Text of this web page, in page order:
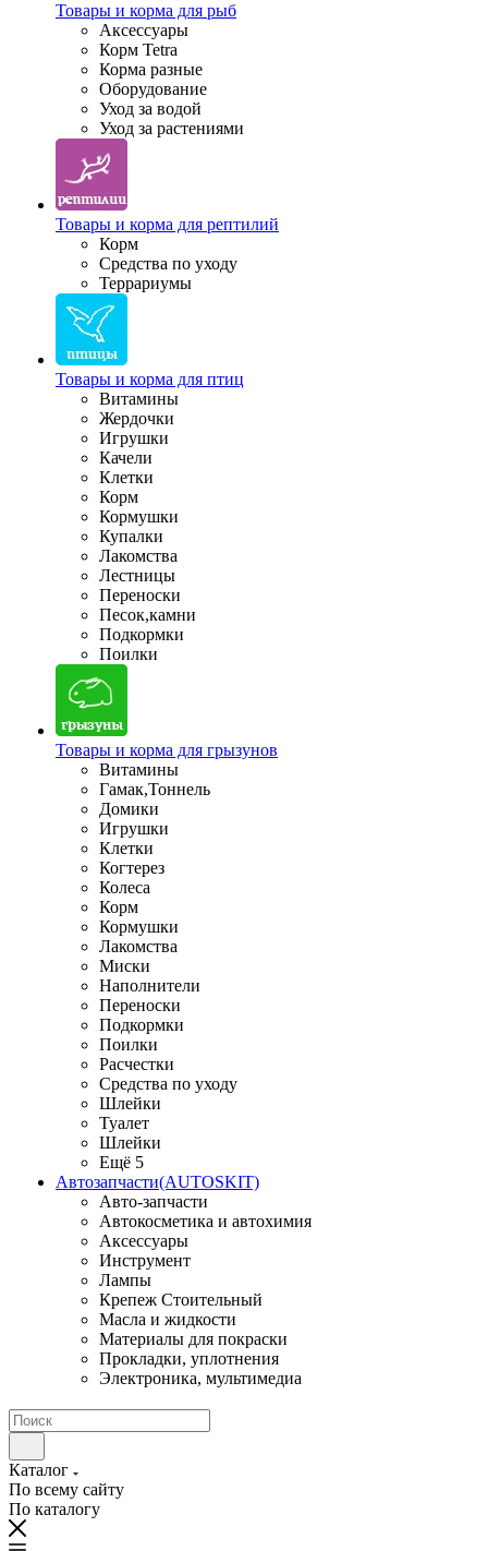
Товары и корма для рыб
Аксессуары
Корм Tetra
Корма разные
Оборудование
Уход за водой
Уход за растениями
Товары и корма для рептилий
Корм
Средства по уходу
Террариумы
Товары и корма для птиц
Витамины
Жердочки
Игрушки
Качели
Клетки
Корм
Кормушки
Купалки
Лакомства
Лестницы
Переноски
Песок,камни
Подкормки
Поилки
Товары и корма для грызунов
Витамины
Гамак,Тоннель
Домики
Игрушки
Клетки
Когтерез
Колеса
Корм
Кормушки
Лакомства
Миски
Наполнители
Переноски
Подкормки
Поилки
Расчестки
Средства по уходу
Шлейки
Туалет
Шлейки
Ещё 5
Автозапчасти(AUTOSKIT)
Авто-запчасти
Автокосметика и автохимия
Аксессуары
Инструмент
Лампы
Крепеж Стоительный
Масла и жидкости
Материалы для покраски
Прокладки, уплотнения
Электроника, мультимедиа
Каталог
По всему сайту
По каталогу